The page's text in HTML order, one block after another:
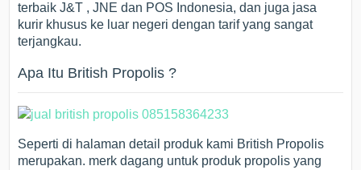
terbaik J&T , JNE dan POS Indonesia, dan juga jasa
kurir khusus ke luar negeri dengan tarif yang sangat
terjangkau.
Apa Itu British Propolis ?
Seperti di halaman detail produk kami British Propolis
merupakan. merk dagang untuk produk propolis yang